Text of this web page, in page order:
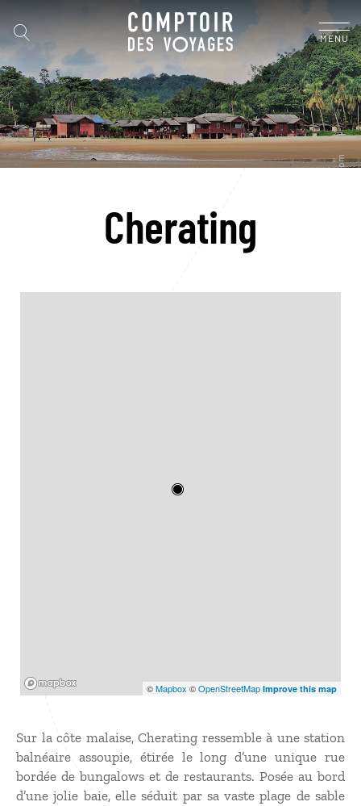
MENU
Cherating
©Mapbox ©OpenStreetMap Improve this map
Sur la côte malaise, Cherating ressemble à une station
balnéaire assoupie, étirée le long d’une unique rue
bordée de bungalows et de restaurants. Posée au bord
d’une jolie baie, elle séduit par sa vaste plage de sable